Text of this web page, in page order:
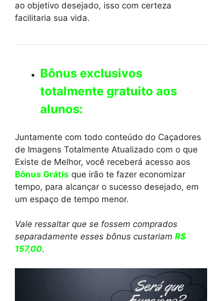
ao objetivo desejado, isso com certeza
facilitaria sua vida.
Bônus exclusivos
totalmente gratuito aos
alunos:
Juntamente com todo conteúdo do Caçadores
de Imagens Totalmente Atualizado com o que
Existe de Melhor, você receberá acesso aos
Bônus Grátis que irão te fazer economizar
tempo, para alcançar o sucesso desejado, em
um espaço de tempo menor.
Vale ressaltar que se fossem comprados
separadamente esses bônus custariam R$
157,00.